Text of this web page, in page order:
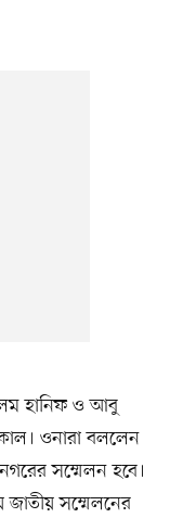
আলম হানিফ ও আবু
ওনারা বললেন
সম্মেলন হবে।
সম্মেলনের